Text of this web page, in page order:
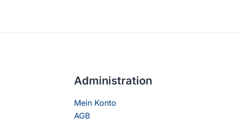
Administration
Mein Konto
AGB